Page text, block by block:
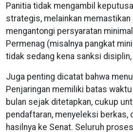
Panitia tidak mengambil
strategis, melainkan memastikan
mengantongi persyaratan
Permenag (misalnya pangkat
tidak sedang kena sanksi
Juga penting dicatat bahwa
Penjaringan memiliki batas
bulan sejak ditetapkan, cukup
pendaftaran, menyeleksi berkas,
hasilnya ke Senat. Seluruh